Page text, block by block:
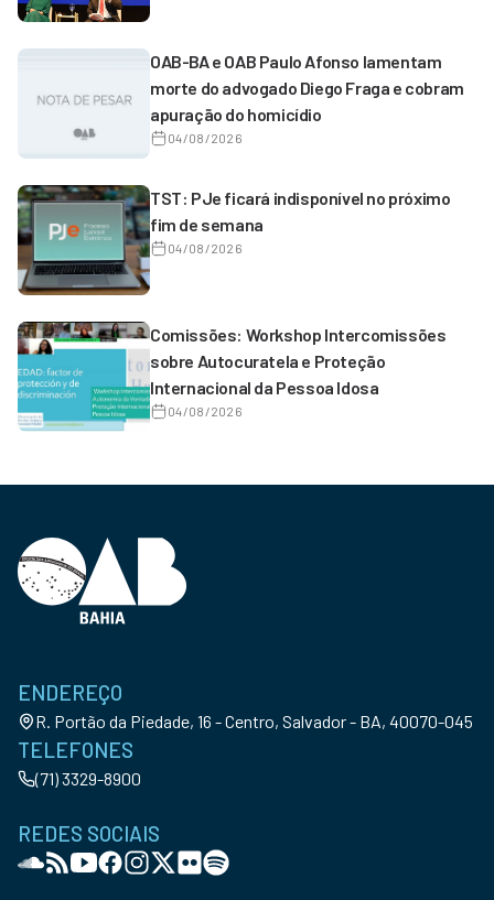
OAB-BA e OAB Paulo Afonso lamentam
morte do advogado Diego Fraga e cobram
apuração do homicídio
04/08/2026
TST: PJe ficará indisponível no próximo
fim de semana
04/08/2026
Comissões: Workshop Intercomissões
sobre Autocuratela e Proteção
Internacional da Pessoa Idosa
04/08/2026
ENDEREÇO
R. Portão da Piedade, 16 - Centro, Salvador - BA, 40070-045
TELEFONES
(71) 3329-8900
REDES SOCIAIS